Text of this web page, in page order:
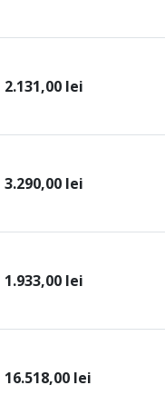
2.131,00 lei
3.290,00 lei
1.933,00 lei
16.518,00 lei